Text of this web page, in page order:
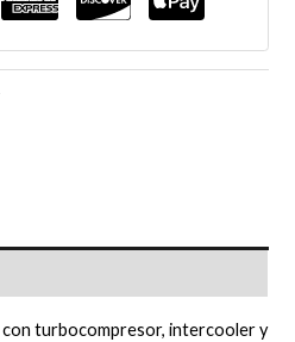
con turbocompresor, intercooler y